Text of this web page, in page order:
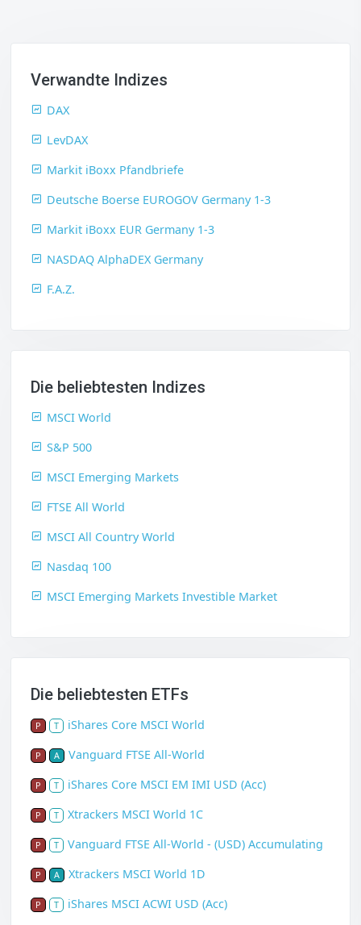
Verwandte Indizes
DAX
LevDAX
Markit iBoxx Pfandbriefe
Deutsche Boerse EUROGOV Germany 1-3
Markit iBoxx EUR Germany 1-3
NASDAQ AlphaDEX Germany
F.A.Z.
Die beliebtesten Indizes
MSCI World
S&P 500
MSCI Emerging Markets
FTSE All World
MSCI All Country World
Nasdaq 100
MSCI Emerging Markets Investible Market
Die beliebtesten ETFs
P T iShares Core MSCI World
P A Vanguard FTSE All-World
P T iShares Core MSCI EM IMI USD (Acc)
P T Xtrackers MSCI World 1C
P T Vanguard FTSE All-World - (USD) Accumulating
P A Xtrackers MSCI World 1D
P T iShares MSCI ACWI USD (Acc)